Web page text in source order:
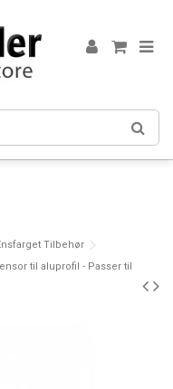
Tilbehør
til aluprofil - Passer til